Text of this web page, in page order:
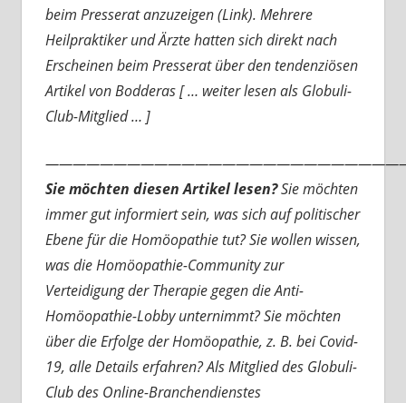
beim Presserat anzuzeigen (Link). Mehrere
Heilpraktiker und Ärzte hatten sich direkt nach
Erscheinen beim Presserat über den tendenziösen
Artikel von Bodderas [ … weiter lesen als Globuli-
Club-Mitglied … ]
Sie möchten diesen Artikel lesen?Sie möchten
immer gut informiert sein, was sich auf politischer
Ebene für die Homöopathie tut? Sie wollen wissen,
was die Homöopathie-Community zur
Verteidigung der Therapie gegen die Anti-
Homöopathie-Lobby unternimmt? Sie möchten
über die Erfolge der Homöopathie, z. B. bei Covid-
19, alle Details erfahren? Als Mitglied des Globuli-
Club des Online-Branchendienstes